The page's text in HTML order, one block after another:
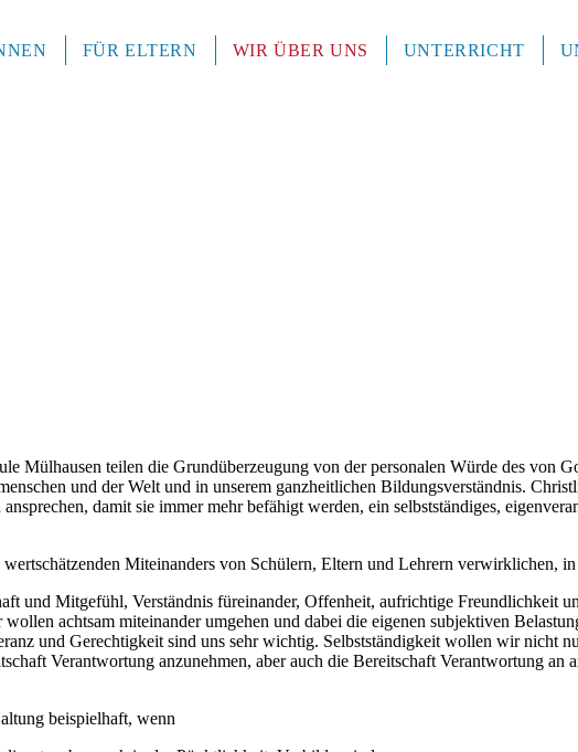
FÜR ELTERN WIR ÜBER UNS UNTERRICHT
Mülhausen teilen die Grundüberzeugung von der personalen Würde des von
und der Welt und in unserem ganzheitlichen Bildungsverständnis.
damit sie immer mehr befähigt werden, ein selbstständiges,
Miteinanders von Schülern, Eltern und Lehrern verwirklichen,
und Mitgefühl, Verständnis füreinander, Offenheit, aufrichtige Freundlichkeit
achtsam miteinander umgehen und dabei die eigenen subjektiven
und Gerechtigkeit sind uns sehr wichtig. Selbstständigkeit wollen wir nicht
Verantwortung anzunehmen, aber auch die Bereitschaft Verantwortung
beispielhaft, wenn